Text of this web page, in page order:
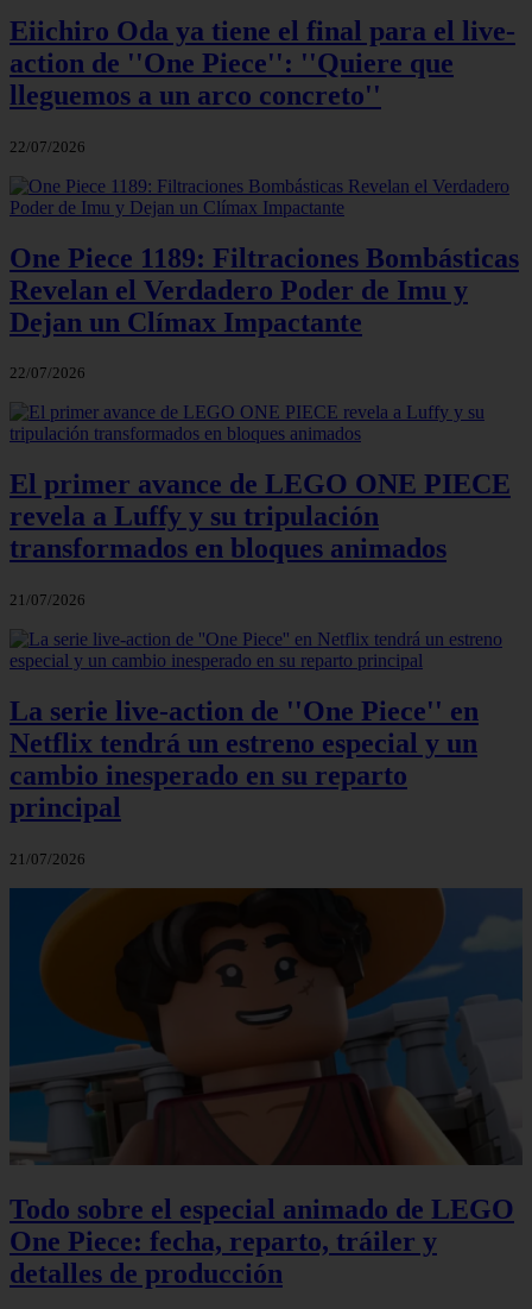
Eiichiro Oda ya tiene el final para el live-
action de ''One Piece'': ''Quiere que
lleguemos a un arco concreto''
22/07/2026
One Piece 1189: Filtraciones Bombásticas
Revelan el Verdadero Poder de Imu y
Dejan un Clímax Impactante
22/07/2026
El primer avance de LEGO ONE PIECE
revela a Luffy y su tripulación
transformados en bloques animados
21/07/2026
La serie live-action de ''One Piece'' en
Netflix tendrá un estreno especial y un
cambio inesperado en su reparto
principal
21/07/2026
Todo sobre el especial animado de LEGO
One Piece: fecha, reparto, tráiler y
detalles de producción